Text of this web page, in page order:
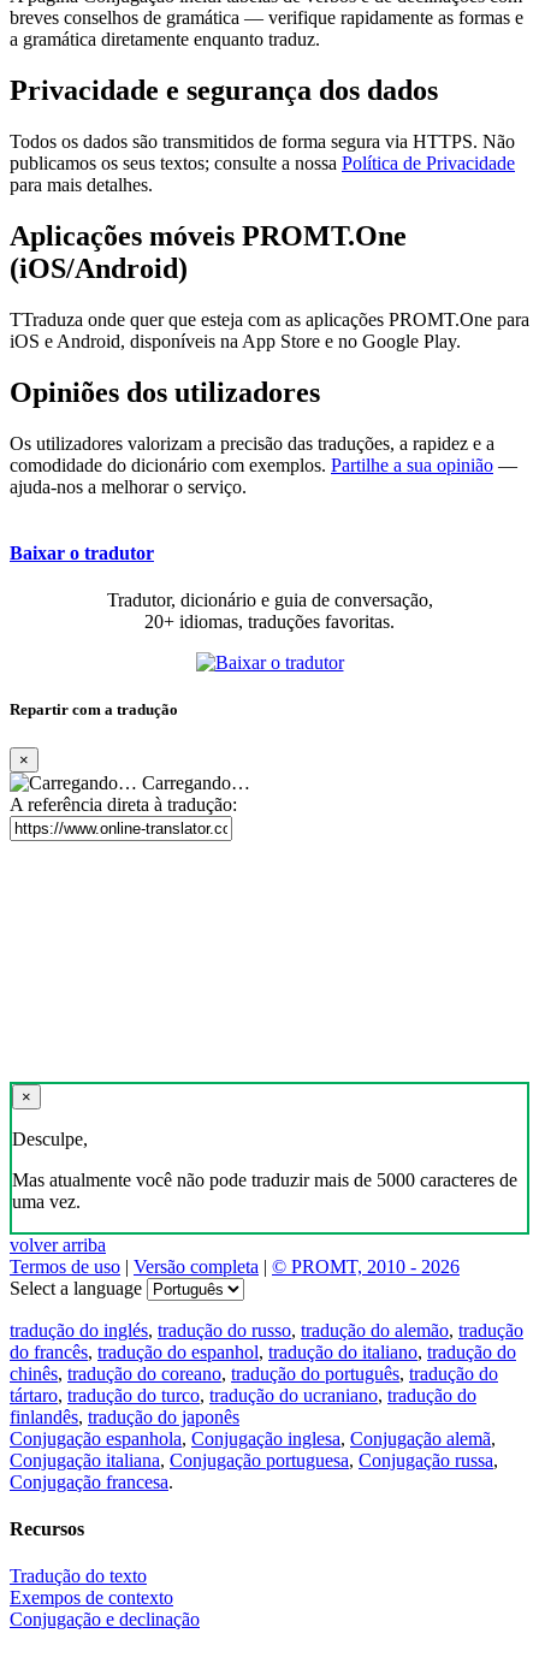
breves conselhos de gramática — verifique rapidamente as formas e
a gramática diretamente enquanto traduz.
Privacidade e segurança dos dados
Todos os dados são transmitidos de forma segura via HTTPS. Não
publicamos os seus textos; consulte a nossa Política de Privacidade
para mais detalhes.
Aplicações móveis PROMT.One
(iOS/Android)
TTraduza onde quer que esteja com as aplicações PROMT.One para
iOS e Android, disponíveis na App Store e no Google Play.
Opiniões dos utilizadores
Os utilizadores valorizam a precisão das traduções, a rapidez e a
comodidade do dicionário com exemplos. Partilhe a sua opinião —
ajuda-nos a melhorar o serviço.
Baixar o tradutor
Tradutor, dicionário e guia de conversação,
20+ idiomas, traduções favoritas.
Repartir com a tradução
×
Carregando…
A referência direta à tradução:
×
Desculpe,
Mas atualmente você não pode traduzir mais de 5000 caracteres de
uma vez.
volver arriba
Termos de uso | Versão completa | © PROMT, 2010 - 2026
Select a language
tradução do inglés, tradução do russo, tradução do alemão, tradução
do francês, tradução do espanhol, tradução do italiano, tradução do
chinês, tradução do coreano, tradução do português, tradução do
tártaro, tradução do turco, tradução do ucraniano, tradução do
finlandês, tradução do japonês
Conjugação espanhola, Conjugação inglesa, Conjugação alemã,
Conjugação italiana, Conjugação portuguesa, Conjugação russa,
Conjugação francesa.
Recursos
Tradução do texto
Exempos de contexto
Conjugação e declinação